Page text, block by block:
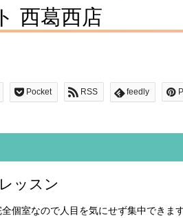
西葛西店
Pocket RSS feedly
ッスン
個室なので人目を気にせず集中できます